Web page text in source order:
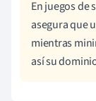
En juegos de
asegura que
mientras
así su